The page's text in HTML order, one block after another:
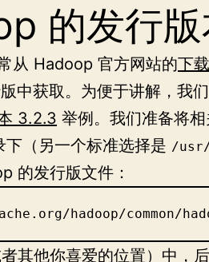
的发行
从 Hadoop 官方网站的下
中获取。为便于讲解，我
3.2.3 举例。我们准备将
下（另一个标准选择是 /
的发行版文件：
hadoop/common/
者其他你喜爱的位置）中，